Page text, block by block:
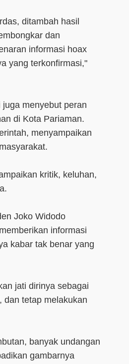
ditambah hasil
dan
informasi hoax
yang terkonfirmasi,"
menyebut peran
di Kota Pariaman.
menyampaikan
kritik, keluhan,
Joko Widodo
informasi
kabar tak benar yang
jati dirinya sebagai
dan tetap melakukan
banyak undangan
gambarnya